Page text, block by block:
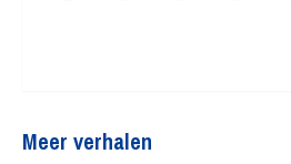
Meer verhalen